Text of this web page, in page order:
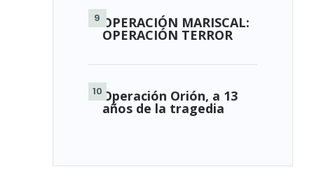
OPERACIÓN MARISCAL:
OPERACIÓN TERROR
Operación Orión, a 13
años de la tragedia